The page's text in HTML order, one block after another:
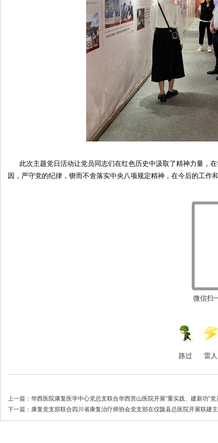
此次主题党日活动让党员同志们在红色历史中汲取了精神力量，
因，严守党的纪律，锲而不舍落实中央八项规定精神，在今后的工
微信扫
路过 雷人
上一篇： 华西医院康复医学中心党总支联合华西营山医院开展“重实践、建新功”
下一篇： 康复党支部联合四川省康复治疗师协会党支部在仪陇县总医院开展联建